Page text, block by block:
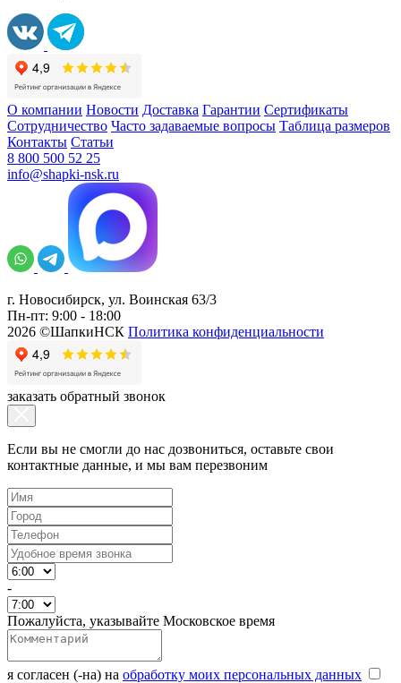
О компании Новости Доставка Гарантии Сертификаты
Сотрудничество Часто задаваемые вопросы Таблица размеров
Контакты Статьи
8 800 500 52 25
info@shapki-nsk.ru
г. Новосибирск, ул. Воинская 63/3
Пн-пт: 9:00 - 18:00
2026 ©ШапкиНСК Политика конфиденциальности
заказать обратный звонок
Если вы не смогли до нас дозвониться, оставьте свои
контактные данные, и мы вам перезвоним
-
Пожалуйста, указывайте Московское время
я согласен (-на) на обработку моих персональных данных